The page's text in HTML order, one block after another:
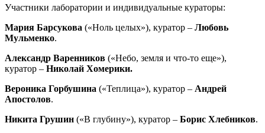
Участники лаборатории и индивидуальные кураторы:
Мария Барсукова («Ноль целых»), куратор – Любовь
Мульменко.
Александр Варенников («Небо, земля и что-то еще»),
куратор – Николай Хомерики.
Вероника Горбушина («Теплица»), куратор – Андрей
Апостолов.
Никита Грушин («В глубину»), куратор – Борис Хлебников.